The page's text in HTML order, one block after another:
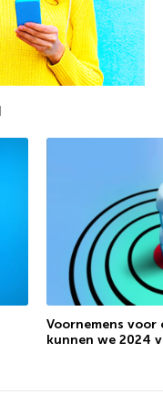
Voornemens
kunnen we 2024